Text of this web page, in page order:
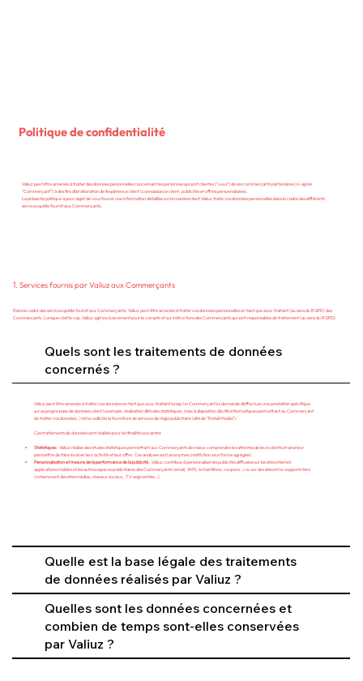
Politique de confidentialité
Valiuz peut être amenée à traiter des données personnelles concernant les personnes qui sont clientes (“vous”) de ses commerçants partenaires (ci-après
“Commerçant”) à des fins d’amélioration de l’expérience client (connaissance client, publicités et offres personnalisées).
La présente politique a pour objet de vous fournir une information détaillée sur la manière dont Valiuz traite vos données personnelles dans le cadre des différents
services qu’elle fournit aux Commerçants.
1. Services fournis par Valiuz aux Commerçants
Dans le cadre des services qu’elle fournit aux Commerçants, Valiuz peut être amenée à traiter vos données personnelles en tant que sous-traitant (au sens du RGPD) des
Commerçants. Lorsque c’est le cas, Valiuz agit exclusivement pour le compte et sur instructions des Commerçants qui sont responsables de traitement (au sens du RGPD).
Quels sont les traitements de données
concernés ?
Valiuz peut être amenée à traiter vos données en tant que sous-traitant lorsqu’un Commerçant lui demande d’effectuer une prestation spécifique
sur sa propre base de données client (exemple: réalisation d’études statistiques, mise à disposition d’outils informatiques permettant au Commerçant
de traiter vos données…) et/ou sollicite la fourniture de services de régie publicitaire (dits de “Retail Media”).
Ces traitements de données sont réalisés pour les finalités suivantes:
Statistiques: Valiuz réalise des études statistiques permettant aux Commerçants de mieux comprendre les attentes de leurs clients et ainsi leur
permettre de faire évoluer leur activité et leur offre. Ces analyses sont anonymes (restitution sous forme agrégée).
Personnalisation et mesure de la performance de la publicité: Valiuz contribue à personnaliser les publicités diffusées sur les sites internet,
applications mobiles et les autres espaces publicitaires des Commerçants (email, SMS, échantillons, coupons…) ou sur des sites et/ou supports tiers
(notamment des sites médias, réseaux sociaux, TV segmentée…).
Quelle est la base légale des traitements
de données réalisés par Valiuz ?
Quelles sont les données concernées et
combien de temps sont-elles conservées
par Valiuz ?